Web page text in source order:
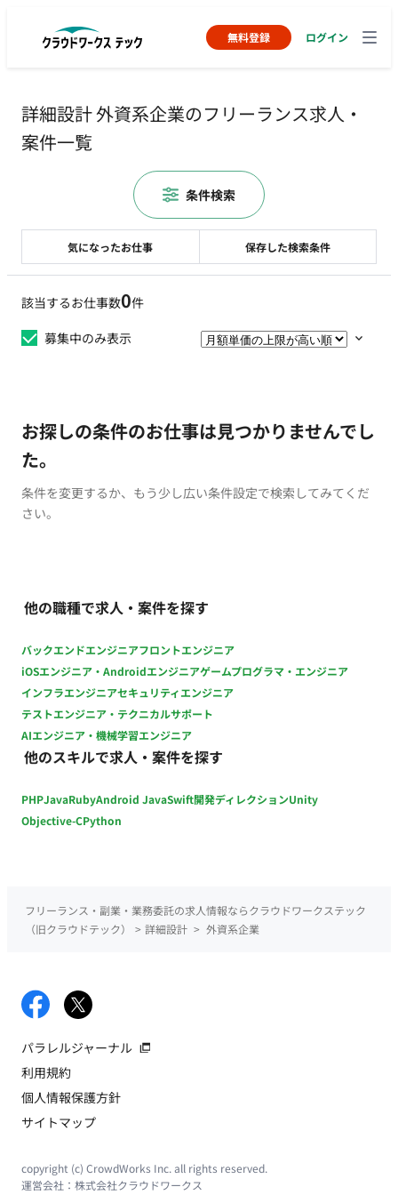
無料登録 ログイン
詳細設計 外資系企業のフリーランス求人・
案件一覧
該当するお仕事数0件
募集中のみ表示
お探しの条件のお仕事は見つかりませんでし
た。
条件を変更するか、もう少し広い条件設定で検索してみてくだ
さい。
他の職種で求人・案件を探す
バックエンドエンジニアフロントエンジニア
iOSエンジニア・Androidエンジニアゲームプログラマ・エンジニア
インフラエンジニアセキュリティエンジニア
テストエンジニア・テクニカルサポート
AIエンジニア・機械学習エンジニア
他のスキルで求人・案件を探す
PHPJavaRubyAndroid JavaSwift開発ディレクションUnity
Objective-CPython
気になったお仕事 保存した検索条件
条件検索
フリーランス・副業・業務委託の求人情報ならクラウドワークステック
（旧クラウドテック）
> 詳細設計 > 外資系企業
パラレルジャーナル
利用規約
個人情報保護方針
サイトマップ
copyright (c) CrowdWorks Inc. all rights reserved.
運営会社： 株式会社クラウドワークス